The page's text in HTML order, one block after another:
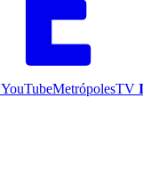
YouTubeMetrópolesTV